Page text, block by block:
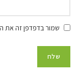
שמור בדפדפן זה את